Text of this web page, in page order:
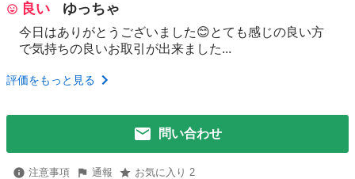
良い
ゆっちゃ
今日はありがとうございました😊とても感じの良い方
で気持ちの良いお取引が出来ました...
評価をもっと見る
問い合わせ
注意事項 通報 お気に入り 2